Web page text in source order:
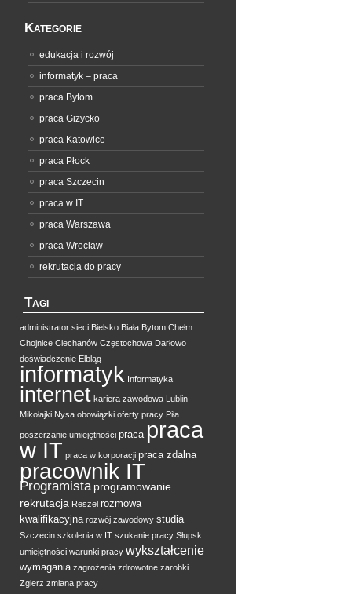
Kategorie
edukacja i rozwój
informatyk – praca
praca Bytom
praca Giżycko
praca Katowice
praca Płock
praca Szczecin
praca w IT
praca Warszawa
praca Wrocław
rekrutacja do pracy
Tagi
administrator sieci Bielsko Biała Bytom Chełm
Chojnice Ciechanów Częstochowa Darłowo
doświadczenie Elbląg
informatyk Informatyka
internet kariera zawodowa Lublin
Mikołajki Nysa obowiązki oferty pracy Piła
poszerzanie umiejętności praca praca
w IT praca w korporacji praca zdalna
pracownik IT
Programista programowanie
rekrutacja Reszel rozmowa
kwalifikacyjna rozwój zawodowy studia
Szczecin szkolenia w IT szukanie pracy Słupsk
umiejętności warunki pracy wykształcenie
wymagania zagrożenia zdrowotne zarobki
Zgierz zmiana pracy